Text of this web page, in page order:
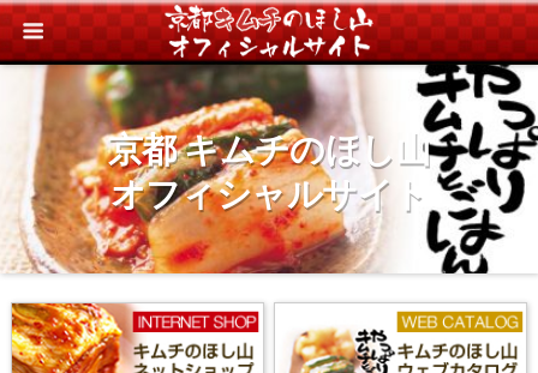
京都 キムチのほし山
オフィシャルサイト